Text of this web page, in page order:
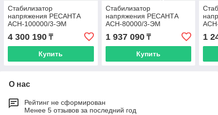
Стабилизатор
напряжения РЕСАНТА
АСН-100000/3-ЭМ
4 300 190 ₸
Купить
Стабилизатор
напряжения РЕСАНТА
АСН-80000/3-ЭМ
1 937 090₸
Купить
1
О нас
Рейтинг не сформирован
Менее 5 отзывов за последний год